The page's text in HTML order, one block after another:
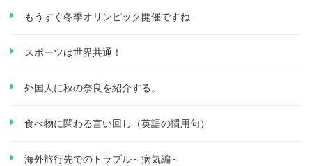
もうすぐ冬季オリンピック開催ですね
スポーツは世界共通！
外国人に秋の奈良を紹介する。
食べ物に関わる言い回し（英語の慣用句）
海外旅行先でのトラブル～病気編～